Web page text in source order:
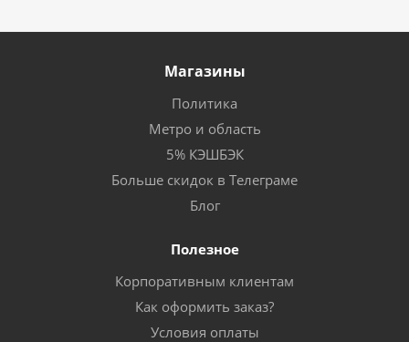
Магазины
Политика
Метро и область
5% КЭШБЭК
Больше скидок в Телеграме
Блог
Полезное
Корпоративным клиентам
Как оформить заказ?
Условия оплаты